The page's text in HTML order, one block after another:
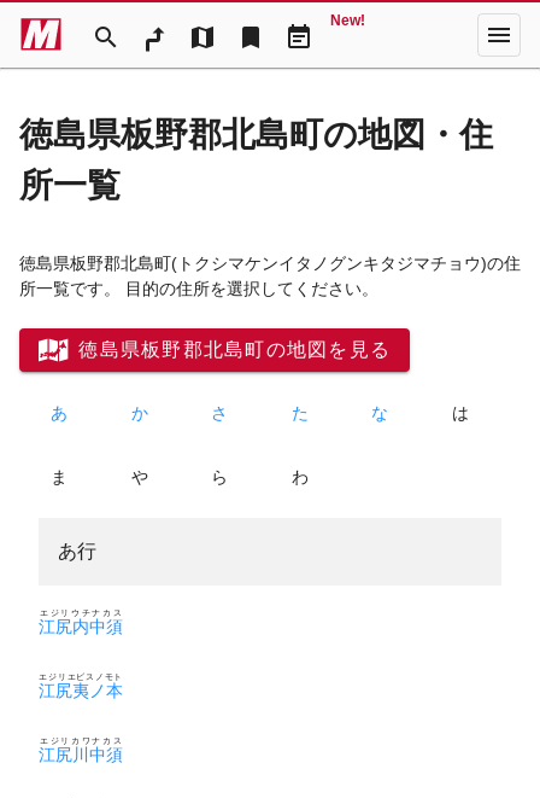
search map bookmark event_note
New! menu
徳島県板野郡北島町の地図・住
所一覧
徳島県板野郡北島町(トクシマケンイタノグンキタジマチョウ)の住
所一覧です。 目的の住所を選択してください。
徳島県板野郡北島町の地図を見る
あ か さ た な は
ま や ら わ
あ行
江尻内中須
エジリウチナカス
江尻夷ノ本
エジリエビスノモト
江尻川中須
エジリカワナカス